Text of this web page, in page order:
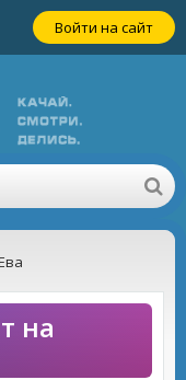
Войти на сайт
на